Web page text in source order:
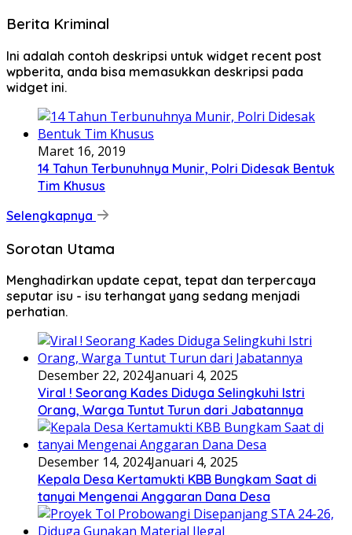
Berita Kriminal
Ini adalah contoh deskripsi untuk widget recent post
wpberita, anda bisa memasukkan deskripsi pada
widget ini.
Maret 16, 2019
14 Tahun Terbunuhnya Munir, Polri Didesak Bentuk
Tim Khusus
Selengkapnya
Sorotan Utama
Menghadirkan update cepat, tepat dan terpercaya
seputar isu - isu terhangat yang sedang menjadi
perhatian.
Desember 22, 2024Januari 4, 2025
Viral ! Seorang Kades Diduga Selingkuhi Istri
Orang, Warga Tuntut Turun dari Jabatannya
Desember 14, 2024Januari 4, 2025
Kepala Desa Kertamukti KBB Bungkam Saat di
tanyai Mengenai Anggaran Dana Desa